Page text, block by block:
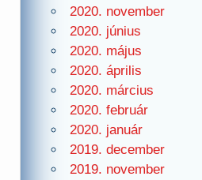
2020. november
2020. június
2020. május
2020. április
2020. március
2020. február
2020. január
2019. december
2019. november